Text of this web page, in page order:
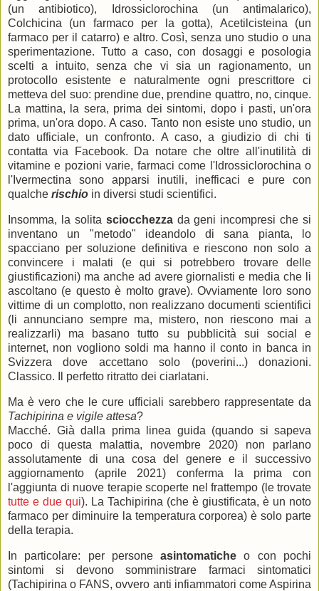
(un antibiotico), Idrossiclorochina (un antimalarico),
Colchicina (un farmaco per la gotta), Acetilcisteina (un
farmaco per il catarro) e altro. Così, senza uno studio o una
sperimentazione. Tutto a caso, con dosaggi e posologia
scelti a intuito, senza che vi sia un ragionamento, un
protocollo esistente e naturalmente ogni prescrittore ci
metteva del suo: prendine due, prendine quattro, no, cinque.
La mattina, la sera, prima dei sintomi, dopo i pasti, un'ora
prima, un'ora dopo. A caso. Tanto non esiste uno studio, un
dato ufficiale, un confronto. A caso, a giudizio di chi ti
contatta via Facebook. Da notare che oltre all'inutilità di
vitamine e pozioni varie, farmaci come l'Idrossiclorochina o
l'Ivermectina sono apparsi inutili, inefficaci e pure con
qualche rischio in diversi studi scientifici.
Insomma, la solita sciocchezza da geni incompresi che si
inventano un "metodo" ideandolo di sana pianta, lo
spacciano per soluzione definitiva e riescono non solo a
convincere i malati (e qui si potrebbero trovare delle
giustificazioni) ma anche ad avere giornalisti e media che li
ascoltano (e questo è molto grave). Ovviamente loro sono
vittime di un complotto, non realizzano documenti scientifici
(li annunciano sempre ma, mistero, non riescono mai a
realizzarli) ma basano tutto su pubblicità sui social e
internet, non vogliono soldi ma hanno il conto in banca in
Svizzera dove accettano solo (poverini...) donazioni.
Classico. Il perfetto ritratto dei ciarlatani.
Ma è vero che le cure ufficiali sarebbero rappresentate da
Tachipirina e vigile attesa?
Macché. Già dalla prima linea guida (quando si sapeva
poco di questa malattia, novembre 2020) non parlano
assolutamente di una cosa del genere e il successivo
aggiornamento (aprile 2021) conferma la prima con
l'aggiunta di nuove terapie scoperte nel frattempo (le trovate
tutte e due qui). La Tachipirina (che è giustificata, è un noto
farmaco per diminuire la temperatura corporea) è solo parte
della terapia.
In particolare: per personeasintomaticheo con pochi
sintomi si devono somministrare farmaci sintomatici
(Tachipirina o FANS, ovvero anti infiammatori come Aspirina